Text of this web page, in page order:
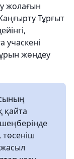
жолағын
Тұрғыт
учаскені
жөндеу
қайта